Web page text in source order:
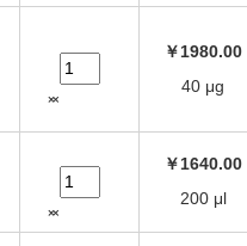
￥1980.00
40 μg
￥1640.00
200 μl